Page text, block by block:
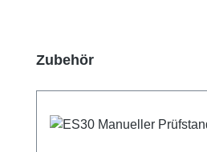
Produktgalerie überspringen
Zubehör